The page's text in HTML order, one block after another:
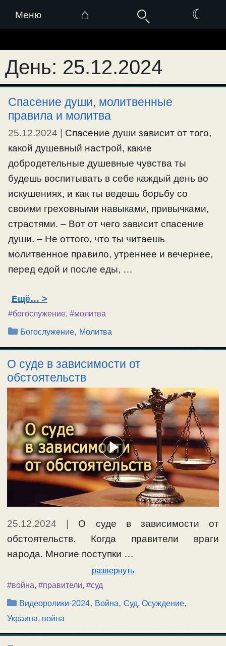
Меню ⌂ ☾
к
содержимому
День: 25.12.2024
Спасение души, молитвенные
правила и молитва
25.12.2024 | Спасение души зависит от того,
какой душевный настрой, какие
добродетельные душевные чувства ты
будешь воспитывать в себе каждый день во
искушениях, и как ты ведешь борьбу со
своими греховными навыками, привычками,
страстями. – Вот от чего зависит спасение
души. – Не оттого, что ты читаешь
молитвенное правило, утреннее и вечернее,
перед едой и после еды, …
Ещё…
#богослужение, #молитва
Рубрики
Богослужение, Молитва
О суде в зависимости от
обстоятельств
25.12.2024
О суде в зависимости от
обстоятельств. Когда правители враги
народа. Многие поступки …
развернуть
#война, #правители, #суд
Рубрики
Видеоролики-2024, Война,Суд, Осуждение,
Украина, война